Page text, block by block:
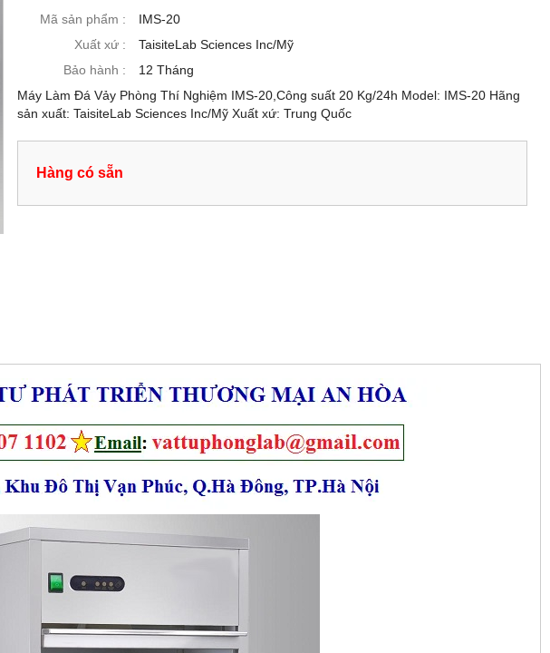
Mã sản phẩm :
IMS-20
Xuất xứ :
TaisiteLab Sciences Inc/Mỹ
Bảo hành :
12 Tháng
Máy Làm Đá Vảy Phòng Thí Nghiệm IMS-20,Công suất 20 Kg/24h Model: IMS-20 Hãng
sản xuất: TaisiteLab Sciences Inc/Mỹ Xuất xứ: Trung Quốc
Hàng có sẵn